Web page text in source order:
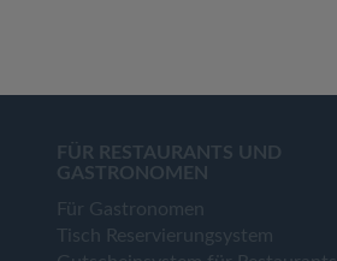
FÜR RESTAURANTS UND
GASTRONOMEN
Für Gastronomen
Tisch Reservierungsystem